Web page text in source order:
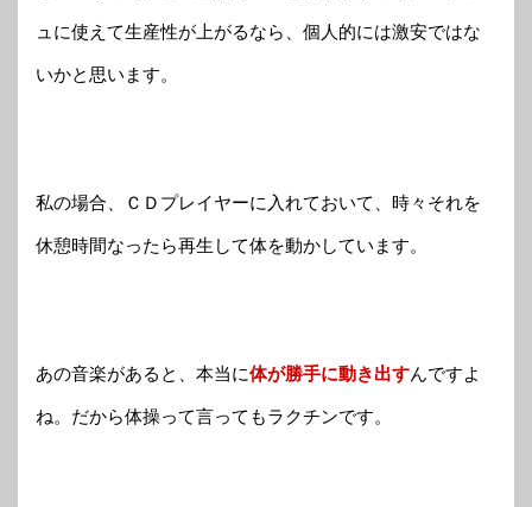
ュに使えて生産性が上がるなら、個人的には激安ではな
いかと思います。
私の場合、ＣＤプレイヤーに入れておいて、時々それを
休憩時間なったら再生して体を動かしています。
あの音楽があると、本当に体が勝手に動き出すんですよ
ね。だから体操って言ってもラクチンです。